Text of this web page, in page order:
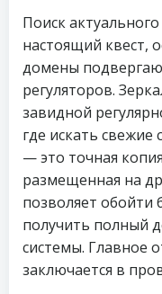
Поиск
настоящий квест,
домены
регуляторов.
завидной
где искать
— это точная
размещенная на
позволяет обойти
получить полный
системы. Главное
заключается в